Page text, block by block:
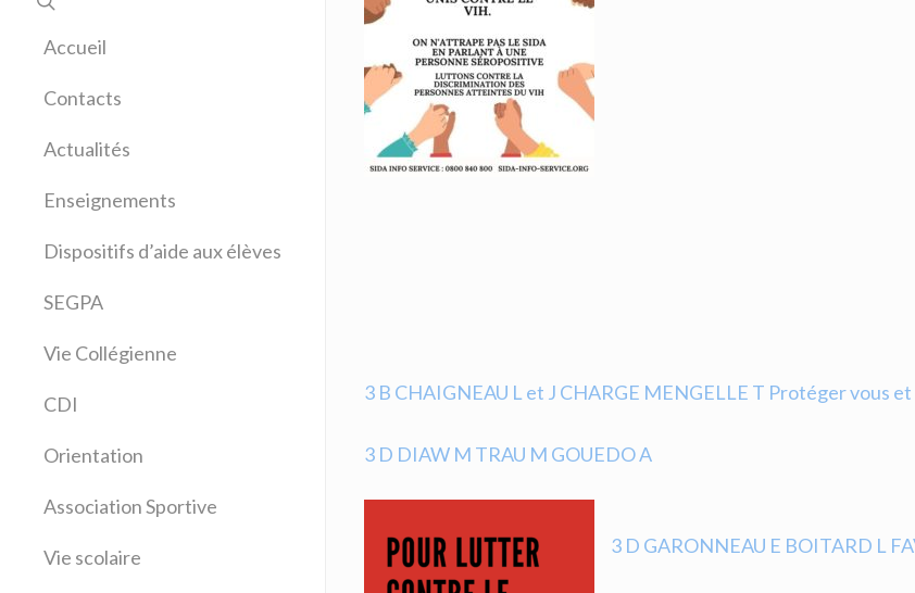
Accueil
Contacts
Actualités
Enseignements
Allemand
Anglais
Arts plastiques
Education musicale
Espagnol
Français
Latin
Sciences physiques
Dispositifs d’aide aux élèves
SEGPA
Vie Collégienne
CDI
Orientation
Association Sportive
Vie scolaire
3 B CHAIGNEAU L et J CHARGE MENGELLE T Protéger vous
3 D DIAW M TRAU M GOUEDO A
3 D GARONNEAU E BOITARD L